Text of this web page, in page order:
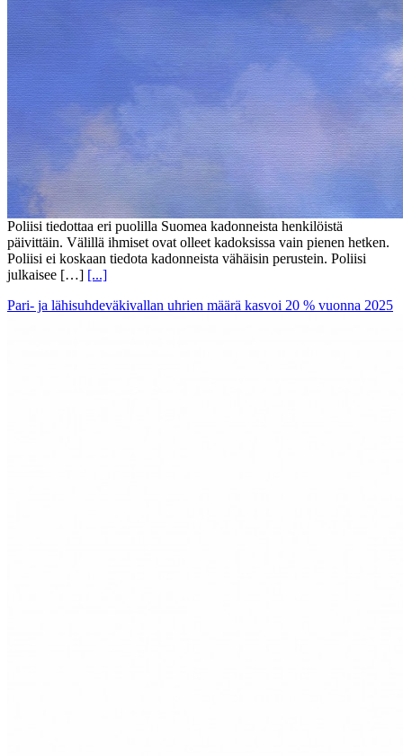
Poliisi tiedottaa eri puolilla Suomea kadonneista henkilöistä
päivittäin. Välillä ihmiset ovat olleet kadoksissa vain pienen hetken.
Poliisi ei koskaan tiedota kadonneista vähäisin perustein. Poliisi
julkaisee […] [...]
Pari- ja lähisuhdeväkivallan uhrien määrä kasvoi 20 % vuonna 2025